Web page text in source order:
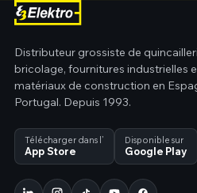
Distributeur grossiste de
bricolage, fournitures industrielles
matériaux de construction en
Portugal. Depuis 1993.
Télécharger dans l’
App Store
Disponible sur
Google Play